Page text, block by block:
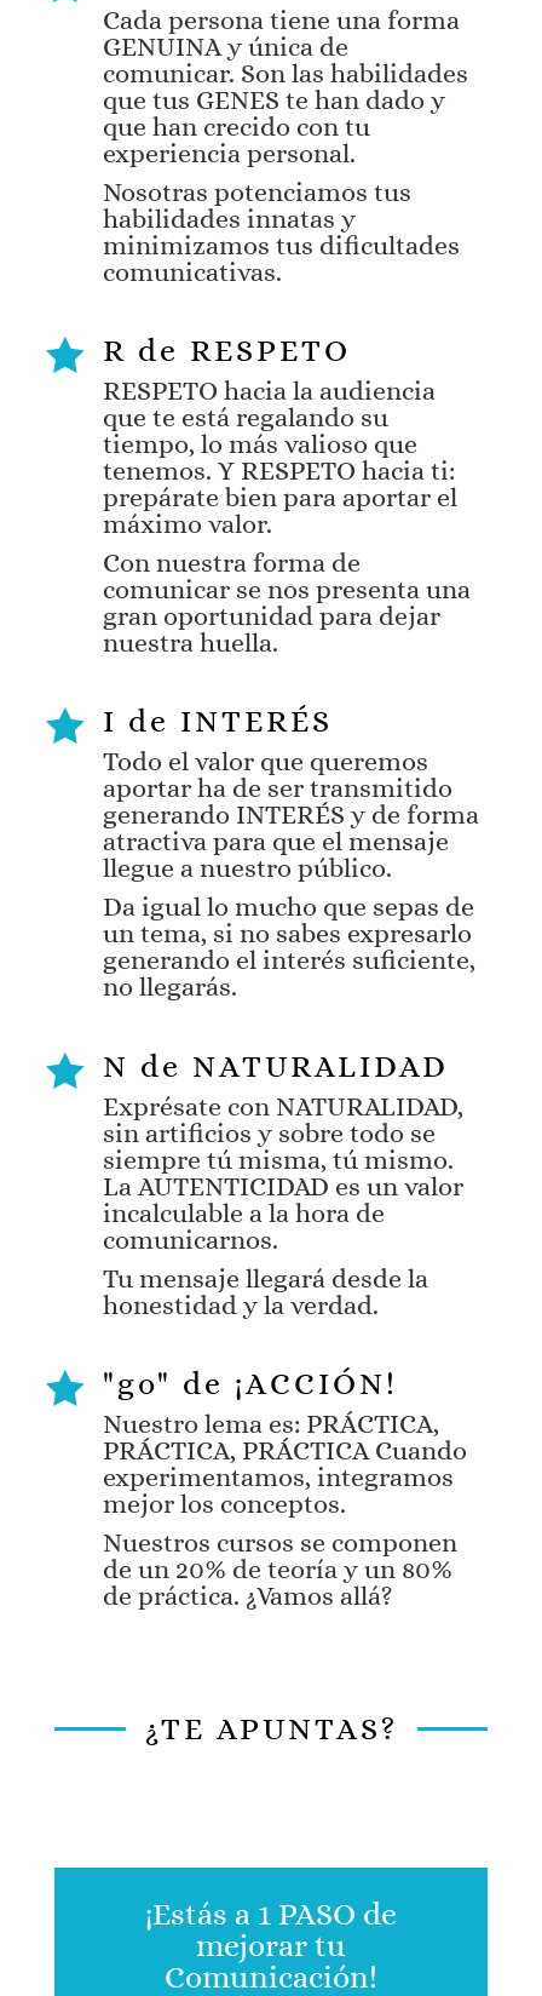
Cada persona tiene una forma
GENUINAy única de
comunicar. Son las habilidades
que tus GENES te han dado y
que han crecido con tu
experiencia personal.
Nosotras potenciamos tus
habilidades innatas y
minimizamos tus dificultades
comunicativas.
 R de RESPETO
RESPETO hacia la audiencia
que te está regalando su
tiempo, lo más valioso que
tenemos. Y RESPETO hacia ti:
prepárate bien para aportar el
máximo valor.
Con nuestra forma de
comunicar se nos presenta una
gran oportunidad para dejar
nuestra huella.
 I de INTERÉS
Todo el valor que queremos
aportar ha de ser transmitido
generando INTERÉS y de forma
atractiva para que el mensaje
llegue a nuestro público.
Da igual lo mucho que sepas de
un tema, si no sabes expresarlo
generando el interés suficiente,
no llegarás.
 N de NATURALIDAD
Exprésate con NATURALIDAD,
sin artificios y sobre todo se
siempre tú misma, tú mismo.
LaAUTENTICIDAD es un valor
incalculable a la hora de
comunicarnos.
Tu mensaje llegará desde la
honestidad y la verdad.
 "go" de ¡ACCIÓN!
Nuestro lema es: PRÁCTICA,
PRÁCTICA, PRÁCTICACuando
experimentamos, integramos
mejor los conceptos.
Nuestros cursos se componen
de un 20% de teoría y un 80%
de práctica. ¿Vamos allá?
¿TE APUNTAS?
¡Estás a 1 PASO de
mejorar tu
Comunicación!